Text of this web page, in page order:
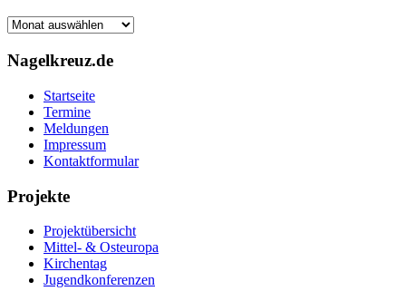
Archiv
Nagelkreuz.de
Startseite
Termine
Meldungen
Impressum
Kontaktformular
Projekte
Projektübersicht
Mittel- & Osteuropa
Kirchentag
Jugendkonferenzen